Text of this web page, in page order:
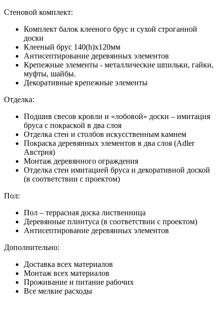
Стеновой комплект:
Комплект балок клееного брус и сухой строганной
доски
Клееный брус 140(h)x120мм
Антисептирование деревянных элементов
Крепежные элементы - металлические шпильки, гайки,
муфты, шайбы.
Декоративные крепежные элементы
Отделка:
Подшив свесов кровли и «лобовой» доски – имитация
бруса с покраской в два слоя
Отделка стен и столбов искусственным камнем
Покраска деревянных элементов в два слоя (Adler
Австрия)
Монтаж деревянного ограждения
Отделка стен имитацией бруса и декоративной доской
(в соответствии с проектом)
Пол:
Пол – террасная доска лиственница
Деревянные плинтуса (в соответствии с проектом)
Антисептирование деревянных элементов
Дополнительно:
Доставка всех материалов
Монтаж всех материалов
Проживание и питание рабочих
Все мелкие расходы